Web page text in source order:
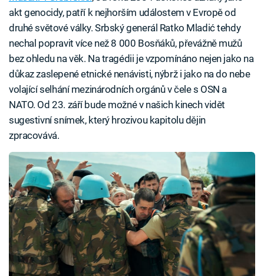
akt genocidy, patří k nejhorším událostem v Evropě od
druhé světové války. Srbský generál Ratko Mladić tehdy
nechal popravit více než 8 000 Bosňáků, převážně mužů
bez ohledu na věk. Na tragédii je vzpomínáno nejen jako na
důkaz zaslepené etnické nenávisti, nýbrž i jako na do nebe
volající selhání mezinárodních orgánů v čele s OSN a
NATO. Od 23. září bude možné v našich kinech vidět
sugestivní snímek, který hrozivou kapitolu dějin
zpracovává.